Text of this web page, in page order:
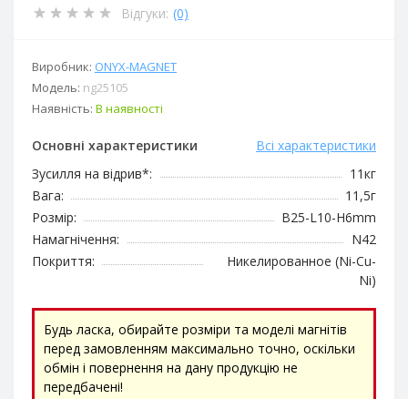
Відгуки: (0)
Виробник: ОNYX-MAGNET
Модель: ng25105
Наявність: В наявності
Основні характеристики
Всі характеристики
Зусилля на відрив*:
11кг
Вага:
11,5г
Розмір:
B25-L10-H6mm
Намагнічення:
N42
Покриття:
Никелированное (Ni-Cu-
Ni)
Будь ласка, обирайте розміри та моделі магнітів
перед замовленням максимально точно, оскільки
обмін і повернення на дану продукцію не
передбачені!